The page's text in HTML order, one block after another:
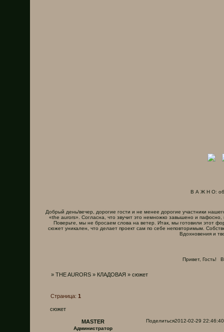
В А Ж Н О:
Добрый день/вечер, дорогие гости и не менее дорогие участники
«the aurors». Согласна, что звучит это немножко завышено и
Поверьте, мы не бросаем слова на ветер. Итак, мы готовили этот
сюжет уникален, что делает проект сам по себе неповторимым.
Вдохновения и
Привет, Гость!
» THE AURORS » КЛАДОВАЯ » сюжет
сюжет
Страница: 1
Поделиться2012-02-29 22:46:40
MASTER
Администратор